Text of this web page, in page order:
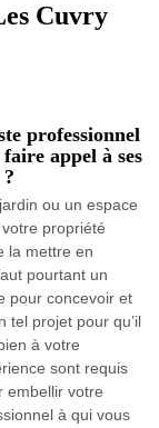
Cuvry
professionnel
appel à ses
ou un espace
propriété
la mettre en
pourtant un
pour concevoir et
tel projet pour qu’il
à votre
sont requis
embellir votre
à qui vous